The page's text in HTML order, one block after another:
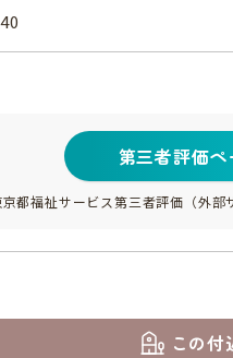
第三者評価ペ
都福祉サービス第三者評価（外部
この付